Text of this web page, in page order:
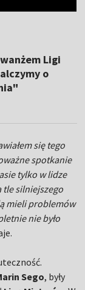
Ligi
o
się tego
spotkanie
tylko w lidze
tle silniejszego
mieli problemów
nie było
Sego, były